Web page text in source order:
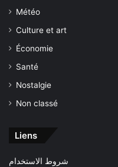
Météo
Culture et art
Économie
Santé
Nostalgie
Non classé
Liens
شروط الاستخدام